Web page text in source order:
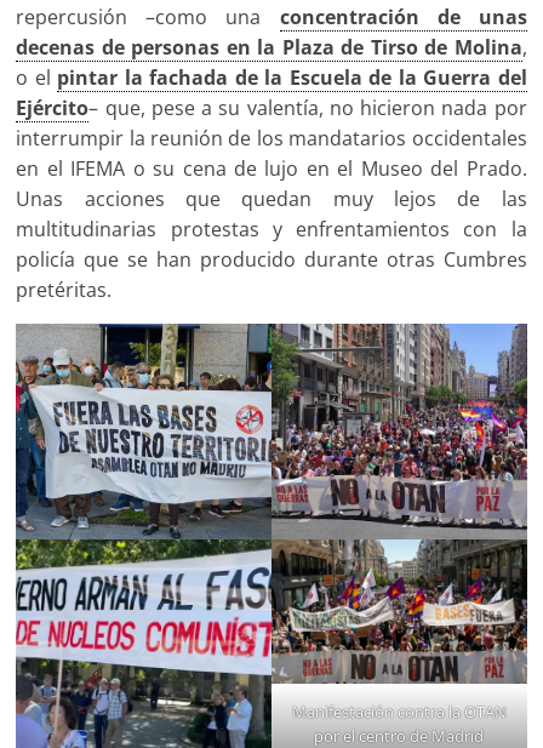
repercusión –como una concentración de unas
decenas de personas en la Plaza de Tirso de Molina,
o el pintar la fachada de la Escuela de la Guerra del
Ejército– que, pese a su valentía, no hicieron nada por
interrumpir la reunión de los mandatarios occidentales
en el IFEMA o su cena de lujo en el Museo del Prado.
Unas acciones que quedan muy lejos de las
multitudinarias protestas y enfrentamientos con la
policía que se han producido durante otras Cumbres
pretéritas.
Manifestación contra la OTAN
por el centro de Madrid